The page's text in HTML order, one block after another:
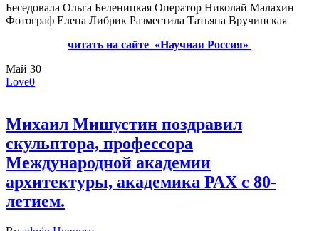
Беседовала Ольга Беленицкая Оператор Николай Малахин
Фотограф Елена Либрик Разместила Татьяна Вручинская
читать на сайте «Научная Россия»
Май 30
Love0
Михаил Мишустин поздравил
скульптора, профессора
Международной академии
архитектуры, академика РАХ с 80-
летием.